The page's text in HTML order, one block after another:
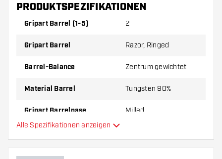
PRODUKTSPEZIFIKATIONEN
Gripart Barrel (1-5) 2
Gripart Barrel Razor, Ringed
Barrel-Balance Zentrum gewichtet
Material Barrel Tungsten 90%
Gripart Barrelnase Milled
Barrelfarbe
Alle Spezifikationen anzeigen